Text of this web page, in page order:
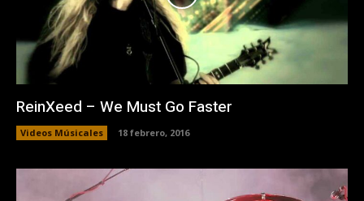
ReinXeed – We Must Go Faster
Videos Músicales 18 febrero, 2016